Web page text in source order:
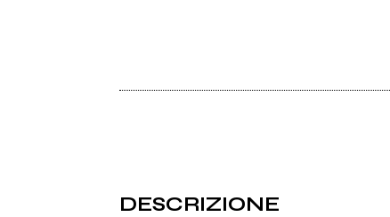
DESCRIZIONE